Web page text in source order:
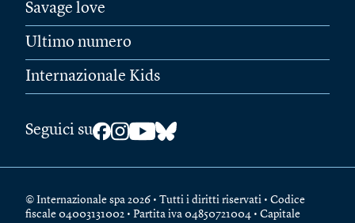
Savage love
Ultimo numero
Internazionale Kids
Seguici su
© Internazionale spa 2026 • Tutti i diritti riservati • Codice
fiscale 04003131002 • Partita iva 04850721004 • Capitale